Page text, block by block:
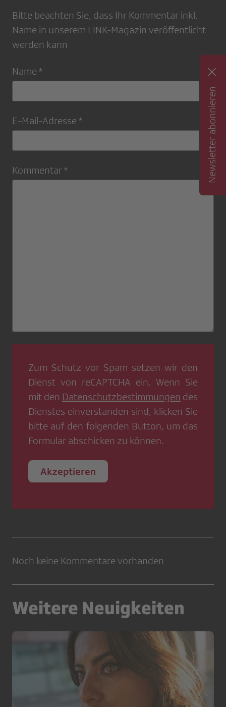
Bitte beachten Sie, dass Ihr Kommentar inkl.
Name in unserem LINK-Magazin veröffentlicht
werden kann
Name *
E-Mail-Adresse *
Kommentar *
Zum Schutz vor Spam setzen wir den
Dienst von reCAPTCHA ein. Wenn Sie
mit den Datenschutzbestimmungen des
Dienstes einverstanden sind, klicken Sie
bitte auf den folgenden Button, um das
Formular abschicken zu können.
Akzeptieren
Noch keine Kommentare vorhanden
Weitere Neuigkeiten
Newsletter abonnieren